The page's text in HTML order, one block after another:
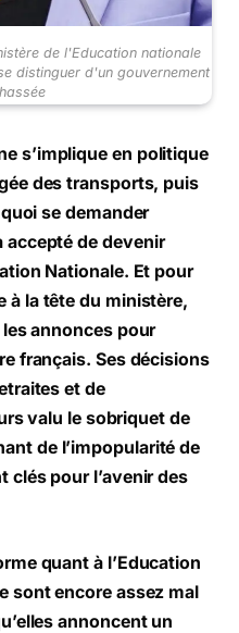
de l'Education nationale
distinguer d'un gouvernement
s’implique en politique
des transports, puis
se demander
accepté de devenir
Nationale. Et pour
à la tête du ministère,
annonces pour
français. Ses décisions
et de
valu le sobriquet de
de l’impopularité de
clés pour l’avenir des
quant à l’Education
sont encore assez mal
annoncent un